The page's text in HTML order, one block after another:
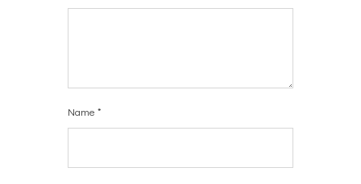
Name *